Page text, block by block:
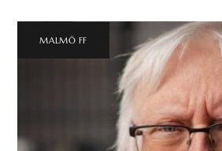
MALMÖ FF